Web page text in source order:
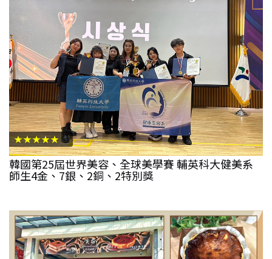
★★★★★
韓國第25屆世界美容、全球美學賽 輔英科大健美系
師生4金、7銀、2銅、2特別獎